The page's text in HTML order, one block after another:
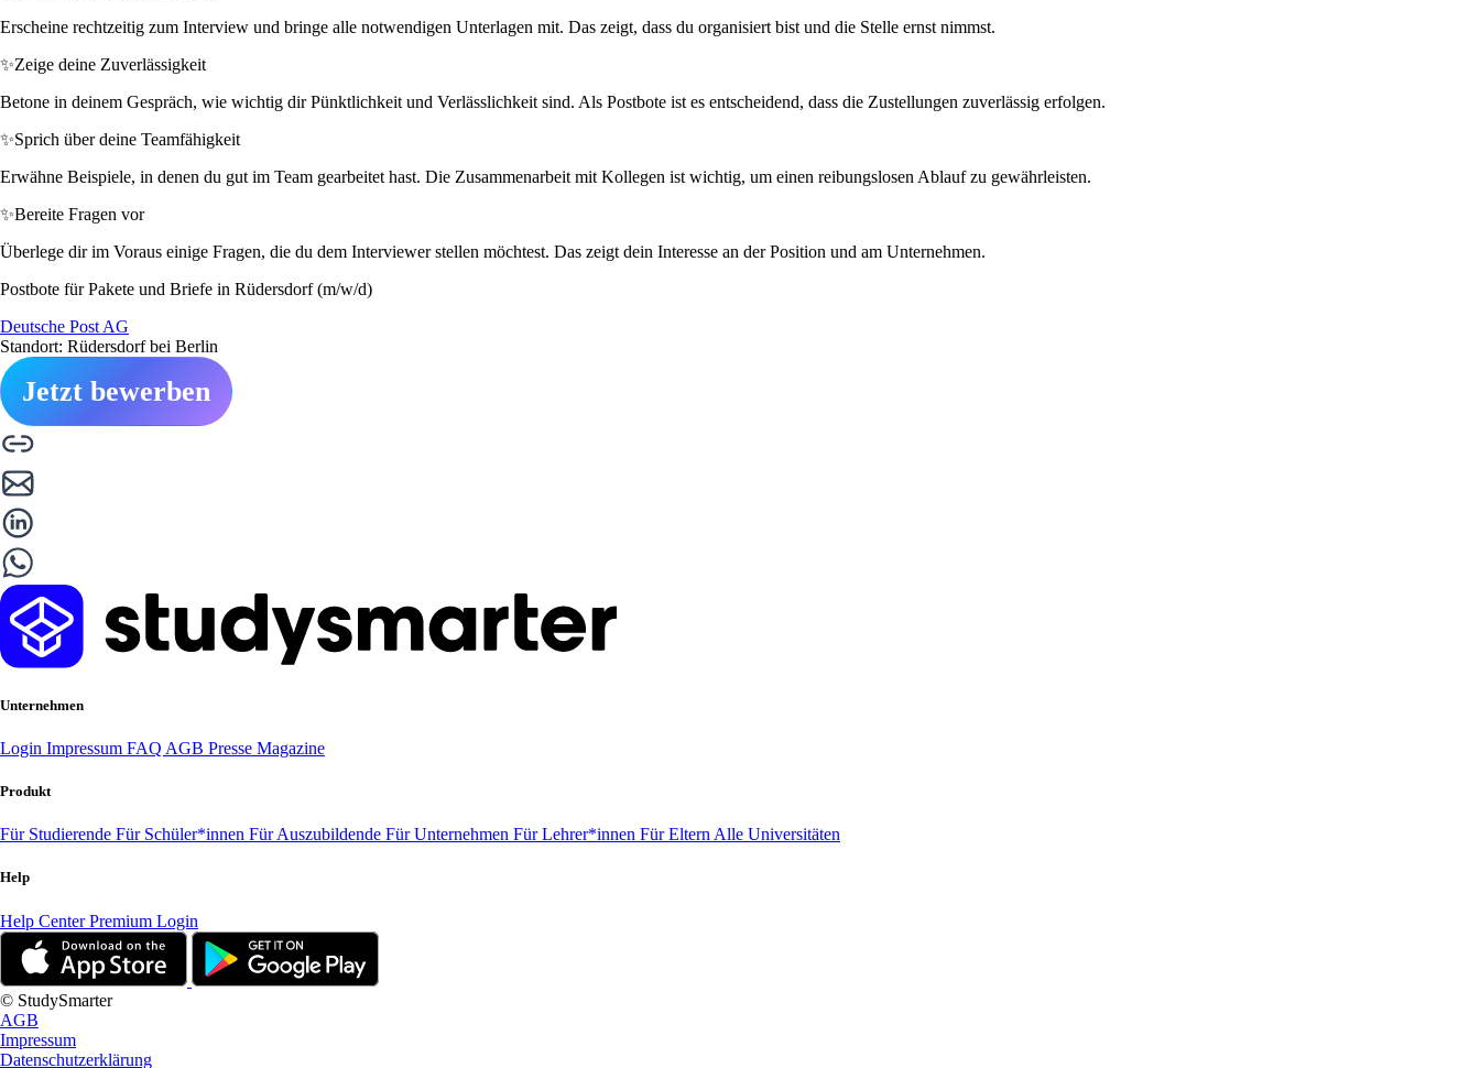
Erscheine rechtzeitig zum Interview und bringe alle notwendigen Unterlagen mit. Das zeigt, dass du organisiert bist und die Stelle ernst nimmst.
✨Zeige deine Zuverlässigkeit
Betone in deinem Gespräch, wie wichtig dir Pünktlichkeit und Verlässlichkeit sind. Als Postbote ist es entscheidend, dass die Zustellungen zuverlässig erfolgen.
✨Sprich über deine Teamfähigkeit
Erwähne Beispiele, in denen du gut im Team gearbeitet hast. Die Zusammenarbeit mit Kollegen ist wichtig, um einen reibungslosen Ablauf zu gewährleisten.
✨Bereite Fragen vor
Überlege dir im Voraus einige Fragen, die du dem Interviewer stellen möchtest. Das zeigt dein Interesse an der Position und am Unternehmen.
Postbote für Pakete und Briefe in Rüdersdorf (m/w/d)
Deutsche Post AG
Standort: Rüdersdorf bei Berlin
Jetzt bewerben
Unternehmen
Login Impressum FAQ AGB Presse Magazine
Produkt
Für Studierende Für Schüler*innen Für Auszubildende Für Unternehmen Für Lehrer*innen Für Eltern Alle Universitäten
Help
Help CenterPremium Login
© StudySmarter
AGB
Impressum
Datenschutzerklärung